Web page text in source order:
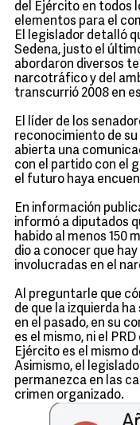
del Ejército en todos
elementos para el
El legislador detalló
Sedena, justo el
abordaron diversos
narcotráfico y del
transcurrió 2008 en
El líder de los
reconocimiento de su
abierta una
con el partido con el
el futuro haya
En información
informó a diputados
habido al menos 150
dio a conocer que
involucradas en el
Al preguntarle que
de que la izquierda
en el pasado, en su
es el mismo, ni el
Ejército es el mismo
Asimismo, el
permanezca en las
crimen organizado.